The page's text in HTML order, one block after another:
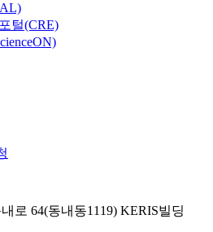
털(CRE)
로 64(동내동1119) KERIS빌딩